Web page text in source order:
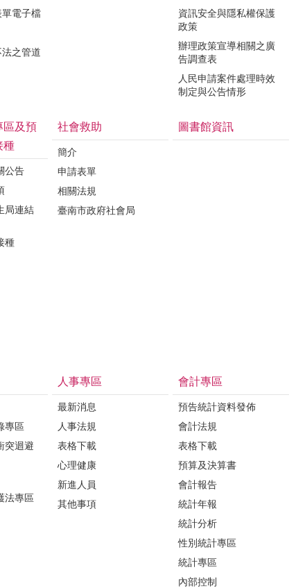
電子檔
之管道
資訊安全與隱私權保護
政策
辦理政策宣導相關之廣
告調查表
人民申請案件處理時效
制定與公告情形
區及預
種
公告
局連結
種
社會救助
簡介
申請表單
相關法規
臺南市政府社會局
圖書館資訊
專區
突迴避
法專區
人事專區
最新消息
人事法規
表格下載
心理健康
新進人員
其他事項
會計專區
預告統計資料發佈
會計法規
表格下載
預算及決算書
會計報告
統計年報
統計分析
性別統計專區
統計專區
內部控制